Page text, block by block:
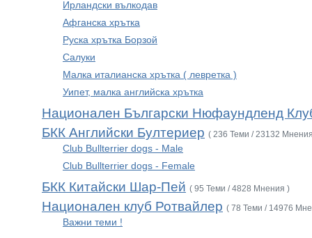
Ирландски вълкодав
Афганска хрътка
Руска хрътка Борзой
Салуки
Малка италианска хрътка ( левретка )
Уипет, малка английска хрътка
Национален Български Нюфаундленд
БКК Английски Бултериер ( 236 Теми / 23132
Club Bullterrier dogs - Male
Club Bullterrier dogs - Female
БКК Китайски Шар-Пей ( 95 Теми / 4828 Мнения )
Национален клуб Ротвайлер ( 78 Теми / 14976
Важни теми !